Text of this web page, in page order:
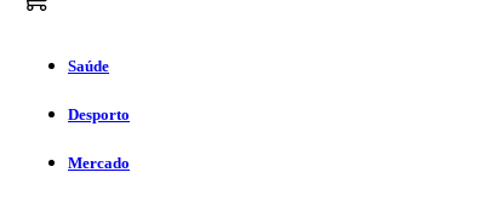
Saúde
Desporto
Mercado